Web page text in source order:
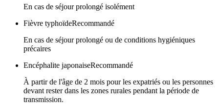
En cas de séjour prolongé isolément
Fièvre typhoïdeRecommandé
En cas de séjour prolongé ou de conditions hygiéniques
précaires
Encéphalite japonaiseRecommandé
À partir de l'âge de 2 mois pour les expatriés ou les personnes
devant rester dans les zones rurales pendant la période de
transmission.